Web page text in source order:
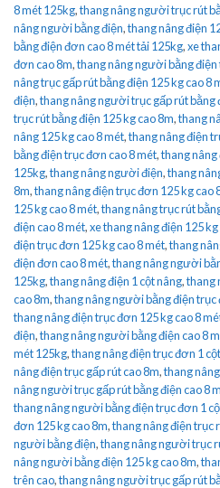
8 mét 125kg,thang nâng người trục rút
nâng người bằng điện,thang nâng điện
bằng điện đơn cao 8 mét tải 125kg,xe
đơn cao 8m,thang nâng người bằng điện
nâng trục gấp rút bằng điện 125 kg cao 8
điện,thang nâng người trục gấp rút bằng
trục rút bằng điện 125 kg cao 8m,thang
nâng 125 kg cao 8 mét,thang nâng điện
bằng điện trục đơn cao 8 mét,thang nâng
125kg,thang nâng người điện,thang
8m,thang nâng điện trục đơn 125 kg cao
125 kg cao 8 mét,thang nâng trục rút
điện cao 8 mét,xe thang nâng điện 125 kg
điện trục đơn 125 kg cao 8 mét,thang
điện đơn cao 8 mét,thang nâng người
125kg,thang nâng điện 1 cột nâng,thang
cao 8m,thang nâng người bằng điện trục
thang nâng điện trục đơn 125 kg cao 8
điện,thang nâng người bằng điện cao 8
mét 125kg,thang nâng điện trục đơn 1
nâng điện trục gấp rút cao 8m,thang
nâng người trục gấp rút bằng điện cao 8
thang nâng người bằng điện trục đơn 1
đơn 125 kg cao 8m,thang nâng điện trục
người bằng điện,thang nâng người trục
nâng người bằng điện 125 kg cao 8m,
trên cao,thang nâng người trục gấp rút